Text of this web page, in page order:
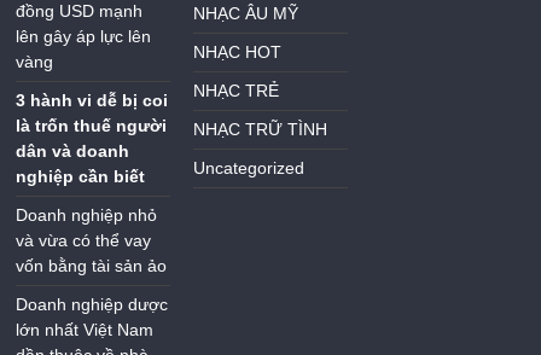
đồng USD mạnh
lên gây áp lực lên
vàng
3 hành vi dễ bị coi
là trốn thuế người
dân và doanh
nghiệp cần biết
Doanh nghiệp nhỏ
và vừa có thể vay
vốn bằng tài sản ảo
Doanh nghiệp dược
lớn nhất Việt Nam
NHẠC ÂU MỸ
NHẠC HOT
NHẠC TRẺ
NHẠC TRỮ TÌNH
Uncategorized